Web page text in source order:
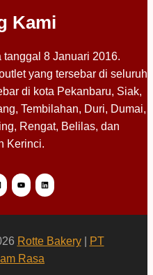
Kami
8 Januari 2016.
yang tersebar di seluruh
di kota Pekanbaru, Siak,
Tembilahan, Duri, Dumai,
Rengat, Belilas, dan
Kerinci.
Rotte Bakery|
PT
Rasa